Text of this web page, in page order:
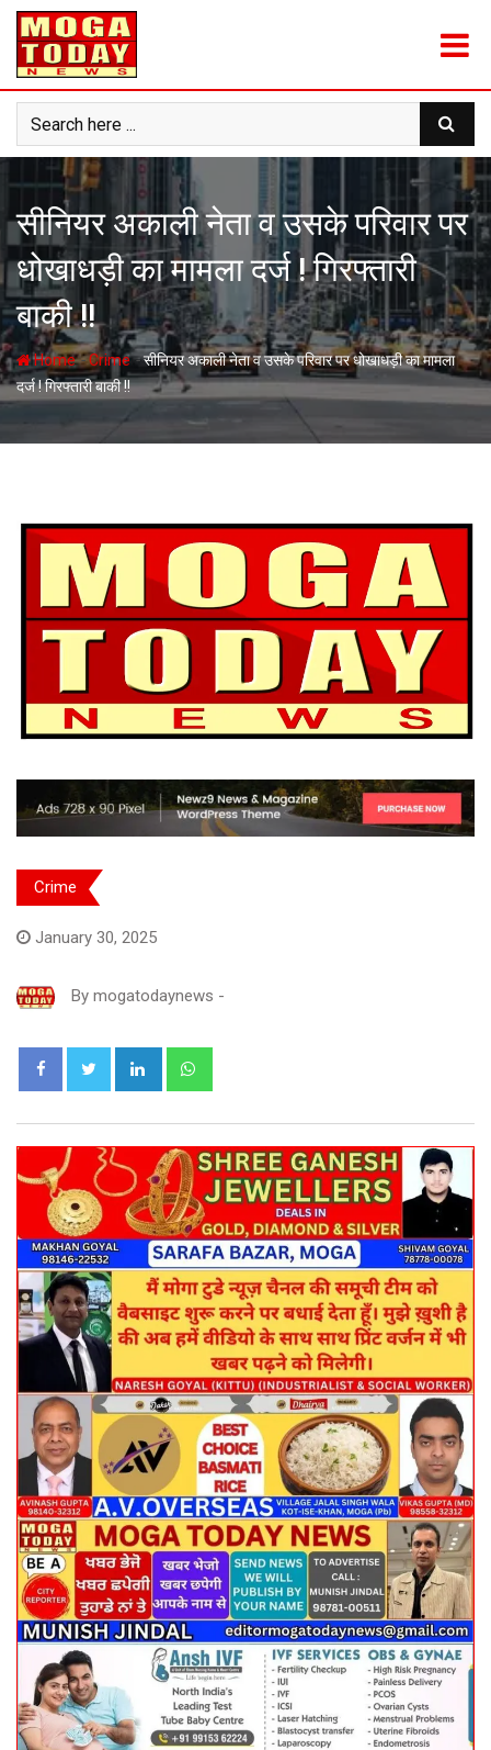
Skip
content
सीनियर अकाली नेता व उसके परिवार पर
धोखाधड़ी का मामला दर्ज ! गिरफ्तारी
बाकी !!
Home-Crime-सीनियर अकाली नेता व उसके परिवार पर धोखाधड़ी का मामला
दर्ज ! गिरफ्तारी बाकी !!
Crime
January 30, 2025
By mogatodaynews -
LinkedIn